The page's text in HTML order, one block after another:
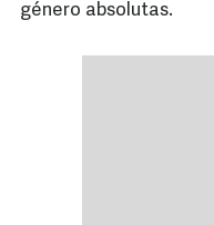
género absolutas.